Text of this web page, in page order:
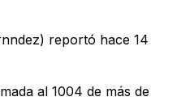
reportó hace 14
al 1004 de más de